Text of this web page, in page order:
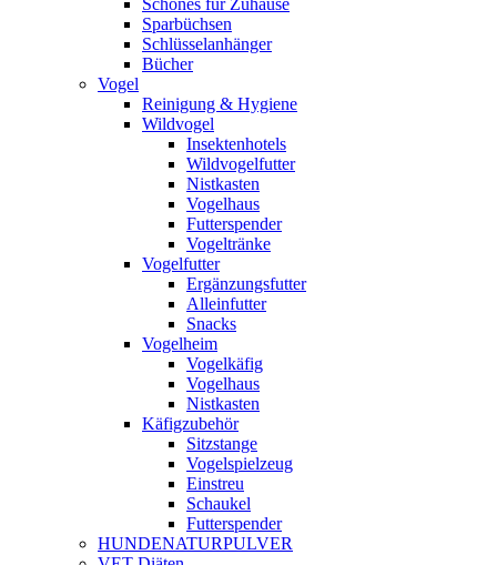
Schönes für Zuhause
Sparbüchsen
Schlüsselanhänger
Bücher
Vogel
Reinigung & Hygiene
Wildvogel
Insektenhotels
Wildvogelfutter
Nistkasten
Vogelhaus
Futterspender
Vogeltränke
Vogelfutter
Ergänzungsfutter
Alleinfutter
Snacks
Vogelheim
Vogelkäfig
Vogelhaus
Nistkasten
Käfigzubehör
Sitzstange
Vogelspielzeug
Einstreu
Schaukel
Futterspender
HUNDENATURPULVER